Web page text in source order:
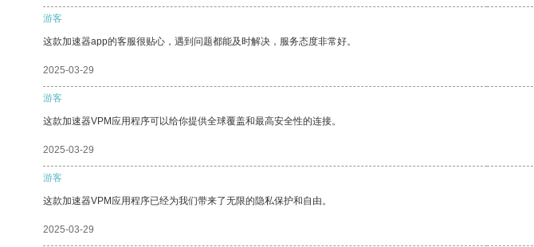
游客
这款加速器app的客服很贴心，遇到问题都能及时解决，服务态度非常好。
2025-03-29
游客
这款加速器VPM应用程序可以给你提供全球覆盖和最高安全性的连接。
2025-03-29
游客
这款加速器VPM应用程序已经为我们带来了无限的隐私保护和自由。
2025-03-29